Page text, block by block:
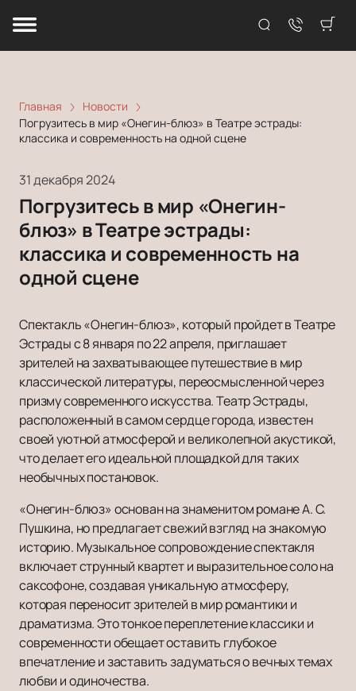
Главная
Новости
Погрузитесь в мир «Онегин-блюз» в Театре эстрады:
классика и современность на одной сцене
31 декабря 2024
Погрузитесь в мир «Онегин-
блюз» в Театре эстрады:
классика и современность на
одной сцене
Спектакль «Онегин-блюз», который пройдет в Театре
Эстрады с 8 января по 22 апреля, приглашает
зрителей на захватывающее путешествие в мир
классической литературы, переосмысленной через
призму современного искусства. Театр Эстрады,
расположенный в самом сердце города, известен
своей уютной атмосферой и великолепной акустикой,
что делает его идеальной площадкой для таких
необычных постановок.
«Онегин-блюз» основан на знаменитом романе А. С.
Пушкина, но предлагает свежий взгляд на знакомую
историю. Музыкальное сопровождение спектакля
включает струнный квартет и выразительное соло на
саксофоне, создавая уникальную атмосферу,
которая переносит зрителей в мир романтики и
драматизма. Это тонкое переплетение классики и
современности обещает оставить глубокое
впечатление и заставить задуматься о вечных темах
любви и одиночества.